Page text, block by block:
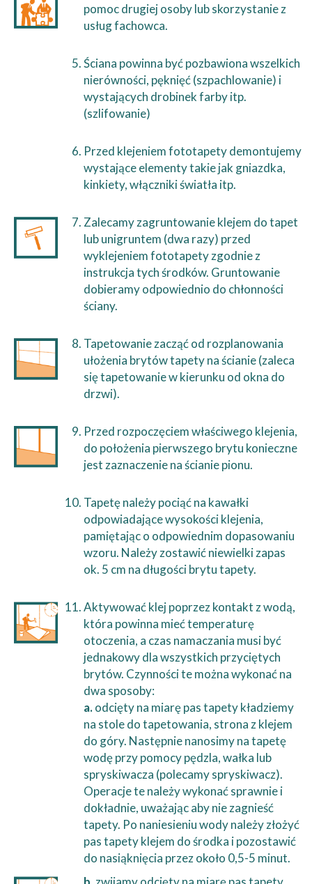
pomoc drugiej osoby lub skorzystanie z
usług fachowca.
Ściana powinna być pozbawiona wszelkich
nierówności, pęknięć (szpachlowanie) i
wystających drobinek farby itp.
(szlifowanie)
Przed klejeniem fototapety demontujemy
wystające elementy takie jak gniazdka,
kinkiety, włączniki światła itp.
Zalecamy zagruntowanie klejem do tapet
lub unigruntem (dwa razy) przed
wyklejeniem fototapety zgodnie z
instrukcja tych środków. Gruntowanie
dobieramy odpowiednio do chłonności
ściany.
Tapetowanie zacząć od rozplanowania
ułożenia brytów tapety na ścianie (zaleca
się tapetowanie w kierunku od okna do
drzwi).
Przed rozpoczęciem właściwego klejenia,
do położenia pierwszego brytu konieczne
jest zaznaczenie na ścianie pionu.
Tapetę należy pociąć na kawałki
odpowiadające wysokości klejenia,
pamiętając o odpowiednim dopasowaniu
wzoru. Należy zostawić niewielki zapas
ok. 5 cm na długości brytu tapety.
Aktywować klej poprzez kontakt z wodą,
która powinna mieć temperaturę
otoczenia, a czas namaczania musi być
jednakowy dla wszystkich przyciętych
brytów. Czynności te można wykonać na
dwa sposoby:
a.odcięty na miarę pas tapety kładziemy
na stole do tapetowania, strona z klejem
do góry. Następnie nanosimy na tapetę
wodę przy pomocy pędzla, wałka lub
spryskiwacza (polecamy spryskiwacz).
Operacje te należy wykonać sprawnie i
dokładnie, uważając aby nie zagnieść
tapety. Po naniesieniu wody należy złożyć
pas tapety klejem do środka i pozostawić
do nasiąknięcia przez około 0,5-5 minut.